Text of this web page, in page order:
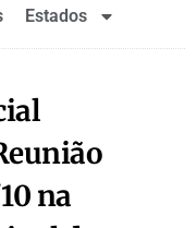
Estados
na